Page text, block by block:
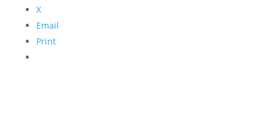
X
Email
Print